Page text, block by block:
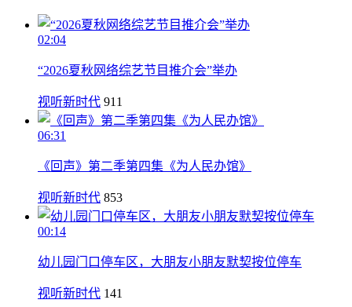
02:04
“2026夏秋网络综艺节目推介会”举办
视听新时代 911
06:31
《回声》第二季第四集《为人民办馆》
视听新时代 853
00:14
幼儿园门口停车区，大朋友小朋友默契按位停车
视听新时代 141